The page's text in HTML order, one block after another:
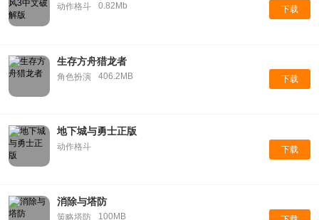
动作格斗 0.82Mb 下载
生存方舟猎龙者
角色扮演 406.2MB 下载
地下城与勇士正版
动作格斗 下载
消除与塔防
策略塔防 100MB